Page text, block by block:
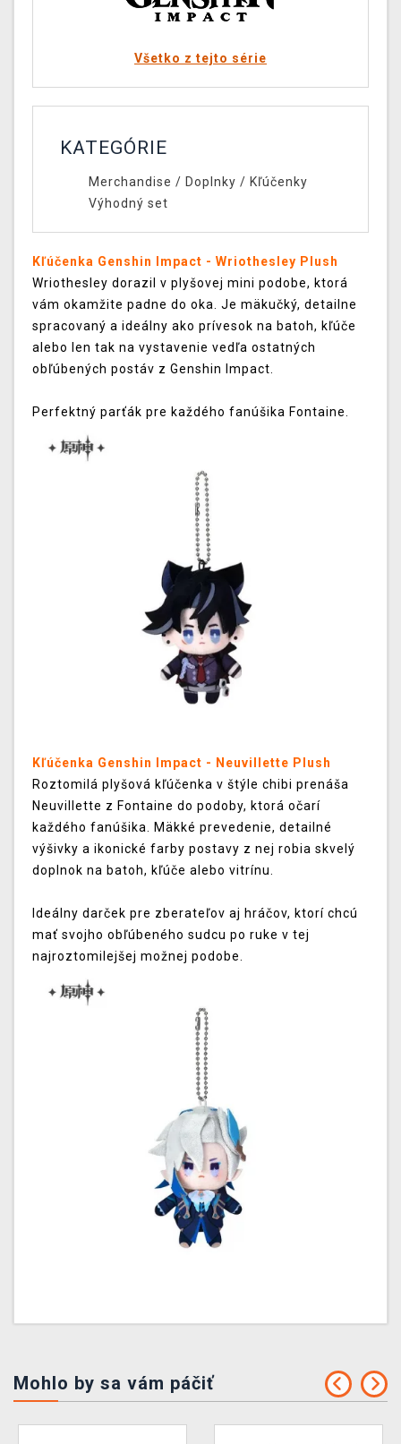
Všetko z tejto série
KATEGÓRIE
Merchandise / Doplnky / Kľúčenky
Výhodný set
Kľúčenka Genshin Impact - Wriothesley Plush
Wriothesley dorazil v plyšovej mini podobe, ktorá
vám okamžite padne do oka. Je mäkučký, detailne
spracovaný a ideálny ako prívesok na batoh, kľúče
alebo len tak na vystavenie vedľa ostatných
obľúbených postáv z Genshin Impact.
Perfektný parťák pre každého fanúšika Fontaine.
Kľúčenka Genshin Impact - Neuvillette Plush
Roztomilá plyšová kľúčenka v štýle chibi prenáša
Neuvillette z Fontaine do podoby, ktorá očarí
každého fanúšika. Mäkké prevedenie, detailné
výšivky a ikonické farby postavy z nej robia skvelý
doplnok na batoh, kľúče alebo vitrínu.
Ideálny darček pre zberateľov aj hráčov, ktorí chcú
mať svojho obľúbeného sudcu po ruke v tej
najroztomilejšej možnej podobe.
Mohlo by sa vám páčiť